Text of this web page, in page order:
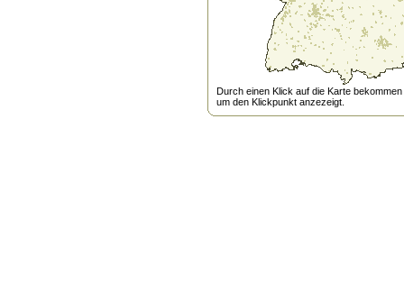
Durch einen Klick auf die Karte
um den Klickpunkt anzezeigt.